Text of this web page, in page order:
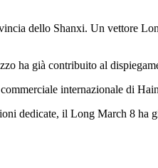
dello Shanxi. Un vettore
ha già contribuito al
internazionale di
dedicate, il Long March 8 ha